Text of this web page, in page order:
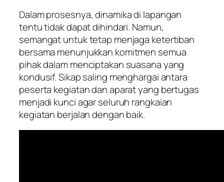
Dalam prosesnya, dinamika di lapangan
tentu tidak dapat dihindari. Namun,
semangat untuk tetap menjaga ketertiban
bersama menunjukkan komitmen semua
pihak dalam menciptakan suasana yang
kondusif. Sikap saling menghargai antara
peserta kegiatan dan aparat yang bertugas
menjadi kunci agar seluruh rangkaian
kegiatan berjalan dengan baik.